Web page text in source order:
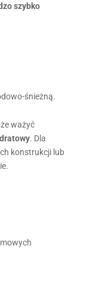
szybko
śnieżną.
ważyć
. Dla
konstrukcji lub